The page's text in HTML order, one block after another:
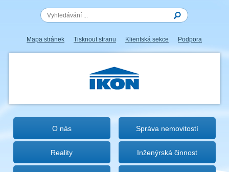
Mapa stránek Tisknout stranu Klientská sekce Podpora
IKON.CZ
O nás Správa nemovitostí
Reality Inženýrská činnost